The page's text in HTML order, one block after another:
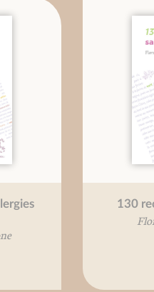
130